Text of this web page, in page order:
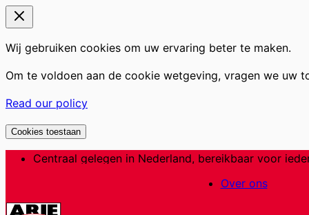
Wij gebruiken cookies om uw ervaring beter te maken.
Om te voldoen aan de cookie wetgeving, vragen we uw
Read our policy
Cookies toestaan
inhoud
Centraal gelegen in Nederland, bereikbaar voor
Over ons